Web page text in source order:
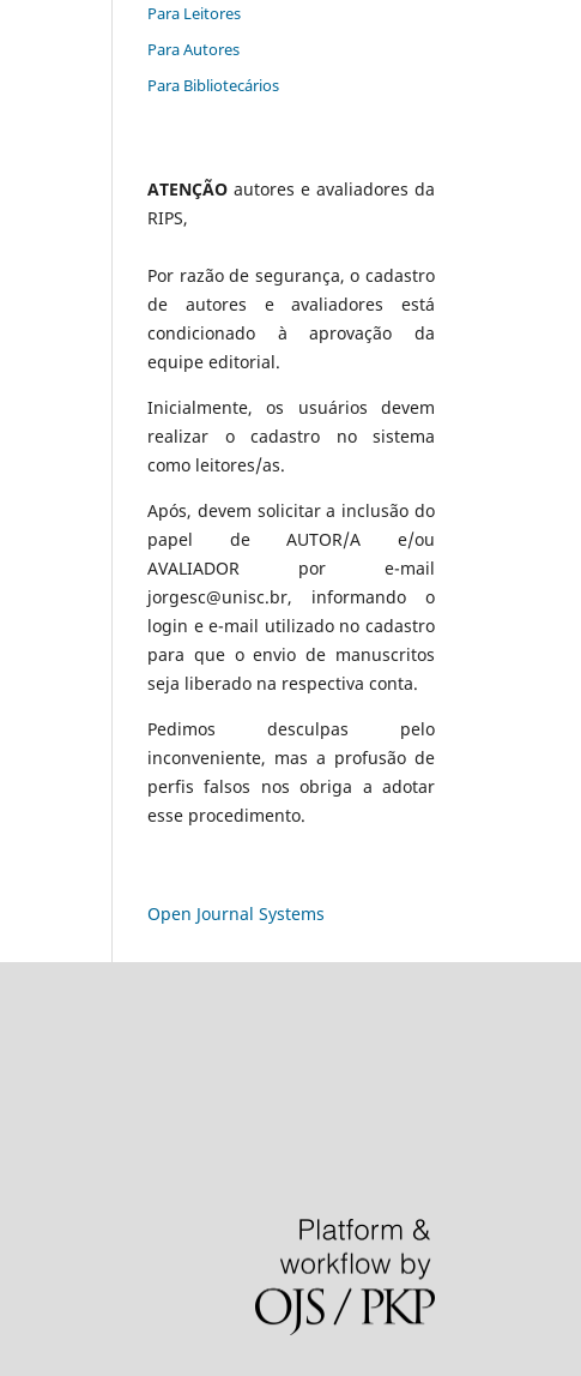
Para Leitores
Para Autores
Para Bibliotecários
ATENÇÃO autores e avaliadores da
RIPS,
Por razão de segurança, o cadastro
de autores e avaliadores está
condicionado à aprovação da
equipe editorial.
Inicialmente, os usuários devem
realizar o cadastro no sistema
como leitores/as.
Após, devem solicitar a inclusão do
papel de AUTOR/A e/ou
AVALIADOR por e-mail
jorgesc@unisc.br, informando o
login e e-mail utilizado no cadastro
para que o envio de manuscritos
seja liberado na respectiva conta.
Pedimos desculpas pelo
inconveniente, mas a profusão de
perfis falsos nos obriga a adotar
esse procedimento.
Open Journal Systems